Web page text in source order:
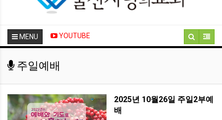
MENU YOUTUBE
주일예배
2025년 10월26일 주일2부예
배